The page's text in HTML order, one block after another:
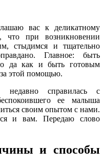
вас к деликатному
что при возникновении
стыдимся и тщательно
Главное: быть
да как и быть готовым
этой помощью.
недавно справилась с
ее малыша
своим опытом с нами.
и вам. Передаю слово
и способы